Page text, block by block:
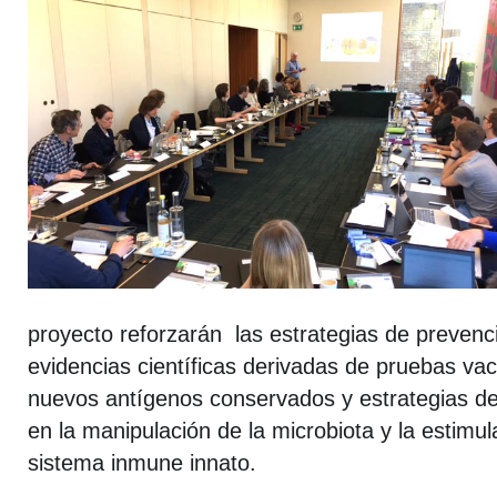
proyecto reforzarán las estrategias de
evidencias científicas derivadas de pruebas
nuevos antígenos conservados y estrategias
en la manipulación de la microbiota y la
sistema inmune innato.